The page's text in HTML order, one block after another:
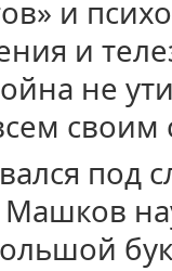
и
и
не
своим
под